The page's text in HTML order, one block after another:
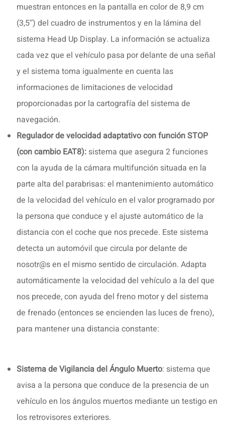
muestran entonces en la pantalla en color de 8,9 cm
(3,5’’) del cuadro de instrumentos y en la lámina del
sistema Head Up Display. La información se actualiza
cada vez que el vehículo pasa por delante de una señal
y el sistema toma igualmente en cuenta las
informaciones de limitaciones de velocidad
proporcionadas por la cartografía del sistema de
navegación.
Regulador de velocidad adaptativo con función STOP
(con cambio EAT8): sistema que asegura 2 funciones
con la ayuda de la cámara multifunción situada en la
parte alta del parabrisas: el mantenimiento automático
de la velocidad del vehículo en el valor programado por
la persona que conduce y el ajuste automático de la
distancia con el coche que nos precede. Este sistema
detecta un automóvil que circula por delante de
nosotr@s en el mismo sentido de circulación. Adapta
automáticamente la velocidad del vehículo a la del que
nos precede, con ayuda del freno motor y del sistema
de frenado (entonces se encienden las luces de freno),
para mantener una distancia constante:
Sistema de Vigilancia del Ángulo Muerto: sistema que
avisa a la persona que conduce de la presencia de un
vehículo en los ángulos muertos mediante un testigo en
los retrovisores exteriores.